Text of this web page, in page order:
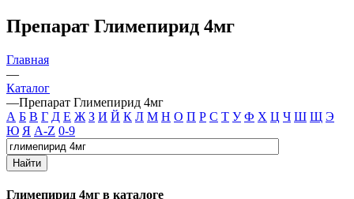
Препарат Глимепирид 4мг
Главная
—
Каталог
—Препарат Глимепирид 4мг
А Б В Г Д Е Ж З И Й К Л М Н О П Р С Т У Ф Х Ц Ч Ш Щ Э
Ю Я A-Z 0-9
Найти
Глимепирид 4мг в каталоге